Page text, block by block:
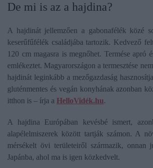
De mi is az a hajdina?
A hajdinát jellemzően a gabonafélék közé
keserűfűfélék családjába tartozik. Kedvező
120 cm magasra is megnőhet. Termése apró
emlékeztet. Magyarországon a termesztése
hajdinát leginkább a mezőgazdaság
gluténmentes és vegán konyhának azonban
itthon is – írja a HelloVidék.hu.
A hajdina Európában kevésbé ismert,
alapélelmiszerek között tartják számon. A
mérsékelt övi területeiről származik, onnan
Japánba, ahol ma is igen közkedvelt.